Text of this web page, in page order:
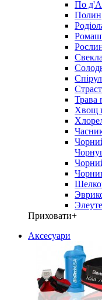
По
Полин
Свекла
Трава
Хвощ
Приховати+
Аксесуари